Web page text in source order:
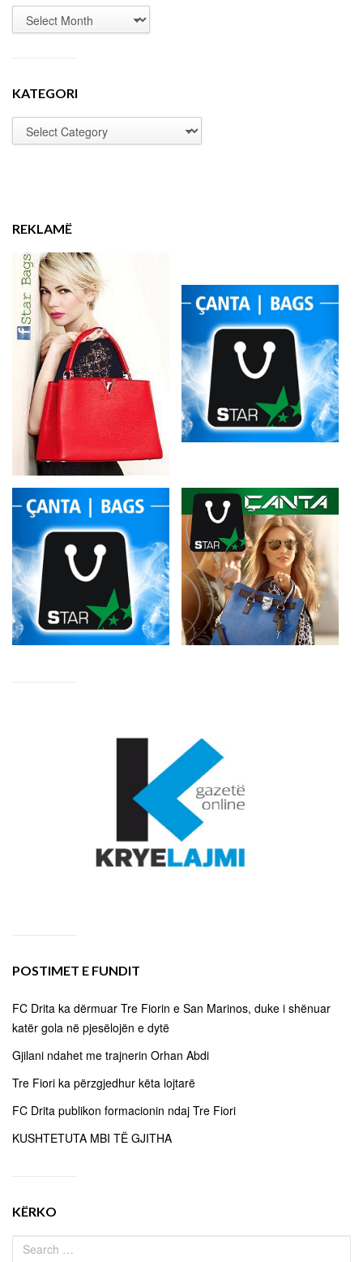
KATEGORI
REKLAMË
POSTIMET E FUNDIT
FC Drita ka dërmuar Tre Fiorin e San Marinos, duke i shënuar
katër gola në pjesëlojën e dytë
Gjilani ndahet me trajnerin Orhan Abdi
Tre Fiori ka përzgjedhur këta lojtarë
FC Drita publikon formacionin ndaj Tre Fiori
KUSHTETUTA MBI TË GJITHA
KËRKO